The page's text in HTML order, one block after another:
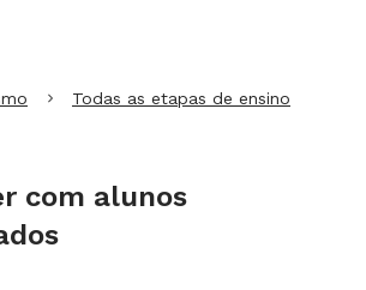
Todas as etapas de ensino
com alunos